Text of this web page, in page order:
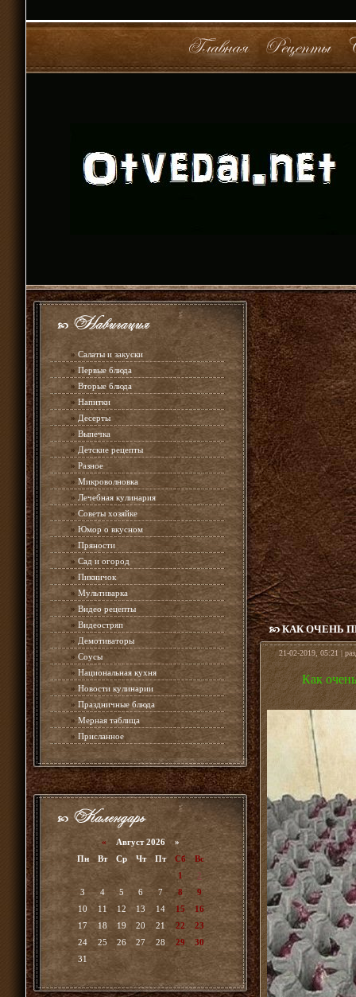
» Салаты и закуски
» Первые блюда
» Вторые блюда
» Напитки
»Десерты
» Выпечка
» Детские рецепты
» Разное
» Микроволновка
» Лечебная кулинария
» Советы хозяйке
» Юмор о вкусном
» Пряности
» Сад и огород
» Пикничок
» Мультиварка
» Видео рецепты
» Видеостряп
» Демотиваторы
» Соусы
» Национальная кухня
» Новости кулинарии
» Праздничные блюда
» Мерная таблица
» Присланное
« Август 2026 »
Пн
Вт Ср Чт Пт Сб
Вс
1
2
3
4 5 6 7 8
9
10
11 12 13 14 15
16
17
18 19 20 21 22
23
24
25 26 27 28 29
30
31
КАК ОЧЕНЬ
21-02-2019, 05:21 |
Как